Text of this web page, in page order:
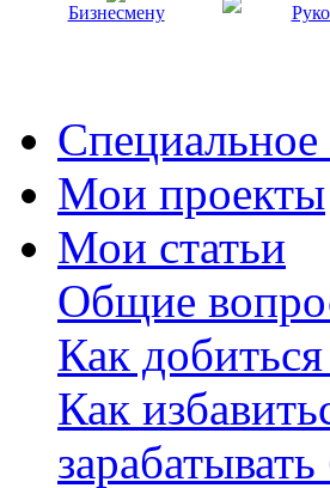
Бизнесмену
Мои проекты
Мои статьи
Общие
Как
Как